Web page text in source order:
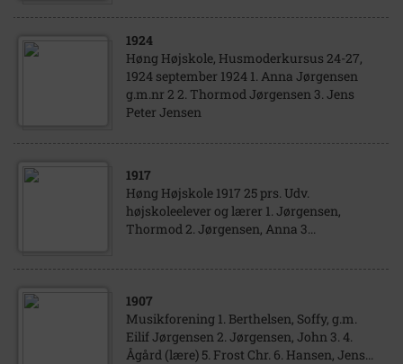
1924
Høng Højskole, Husmoderkursus 24-27,
1924 september 1924 1. Anna Jørgensen
g.m.nr 2 2. Thormod Jørgensen 3. Jens
Peter Jensen
1917
Høng Højskole 1917 25 prs. Udv.
højskoleelever og lærer 1. Jørgensen,
Thormod 2. Jørgensen, Anna 3...
1907
Musikforening 1. Berthelsen, Soffy, g.m.
Eilif Jørgensen 2. Jørgensen, John 3. 4.
Ågård (lære) 5. Frost Chr. 6. Hansen, Jens...